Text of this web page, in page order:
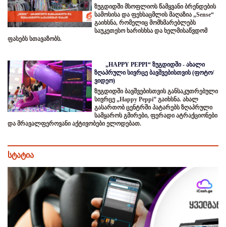
ზუგდიდში მსოფლიოს წამყვანი ბრენდების
სამოსისა და ფეხსაცმლის მაღაზია „Sense“
გაიხსნა, რომელიც მომხმარებლებს
საუკეთესო ხარისხსა და ხელმისაწვდომ
ფასებს სთავაზობს.
„HAPPY PEPPI“ ზუგდიდში - ახალი
ზღაპრული სივრცე ბავშვებისთვის (ფოტო/
ვიდეო)
ზუგდიდში ბავშვებისთვის განსაკუთრებული
სივრცე „Happy Peppi” გაიხსნა. ახალ
გასართობ ცენტრში პატარებს ზღაპრული
სამყაროს გმირები, ფერადი ატრაქციონები
და მრავალფეროვანი აქტივობები ელოდებათ.
სტატია